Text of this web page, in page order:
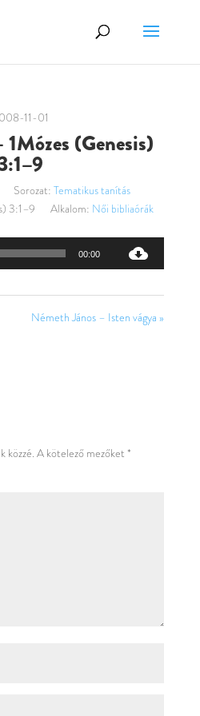
11-01
(Genesis)
Sorozat: Tematikus tanítás
3:1–9 Alkalom: Női bibliaórák
Audió
00:00
Németh János – Isten vágya »
közzé. A kötelező mezőket *